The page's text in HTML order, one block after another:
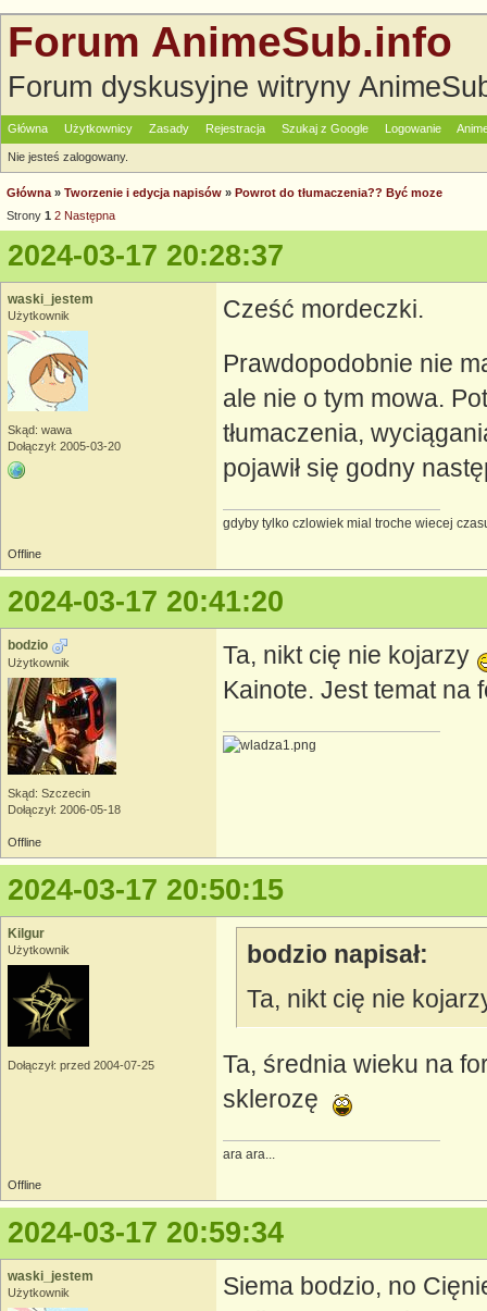
Forum AnimeSub.info
Forum dyskusyjne witryny
Główna Użytkownicy Zasady Rejestracja Szukaj z Google Logowanie
Nie jesteś zalogowany.
Główna » Tworzenie i edycja napisów » Powrot do tłumaczenia?? Być moze
Strony 1 2 Następna
2024-03-17 20:28:37
waski_jestem
Użytkownik
Skąd: wawa
Dołączył: 2005-03-20
Cześć mordeczki.
Prawdopodobnie nie
ale nie o tym mowa.
tłumaczenia,
pojawił się godny
gdyby tylko czlowiek mial troche wiecej
Offline
2024-03-17 20:41:20
bodzio
Użytkownik
Skąd: Szczecin
Dołączył: 2006-05-18
Ta, nikt cię nie kojarzy
Kainote. Jest temat na
Offline
2024-03-17 20:50:15
Kilgur
Użytkownik
Dołączył: przed 2004-07-25
bodzio napisał:
Ta, nikt cię nie
Ta, średnia wieku na
sklerozę
ara ara...
Offline
2024-03-17 20:59:34
waski_jestem
Użytkownik
Siema bodzio, no